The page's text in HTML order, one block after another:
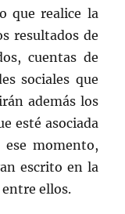
que realice la
resultados de
cuentas de
sociales que
además los
esté asociada
ese momento,
escrito en la
ellos.